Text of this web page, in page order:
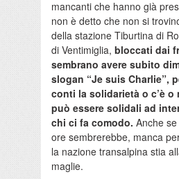
mancanti che hanno già
non è detto che non si
della stazione Tiburtina di
di Ventimiglia, bloccati dai
sembrano avere subito
slogan “Je suis Charlie”,
conti la solidarietà o c’è o
può essere solidali ad
chi ci fa comodo. Anche
ore sembrerebbe, manca
la nazione transalpina stia
maglie.